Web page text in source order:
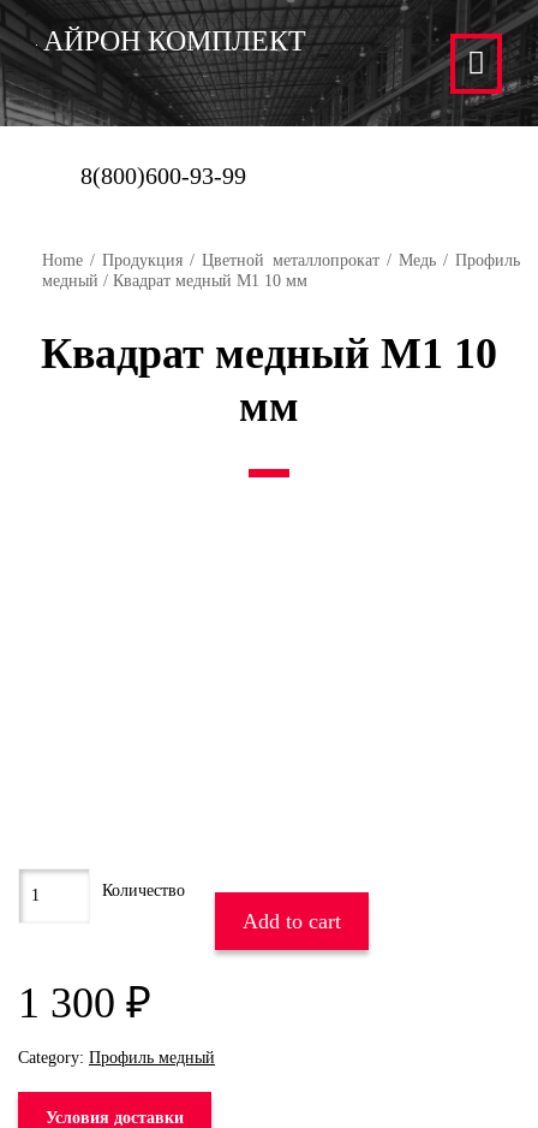
АЙРОН КОМПЛЕКТ
8(800)600-93-99
Home /Продукция /Цветной металлопрокат/ Медь/Профиль
медный / Квадрат медный М1 10 мм
Квадрат медный М1 10
мм
1 300 ₽
Add to cart
Category: Профиль медный
Условия доставки